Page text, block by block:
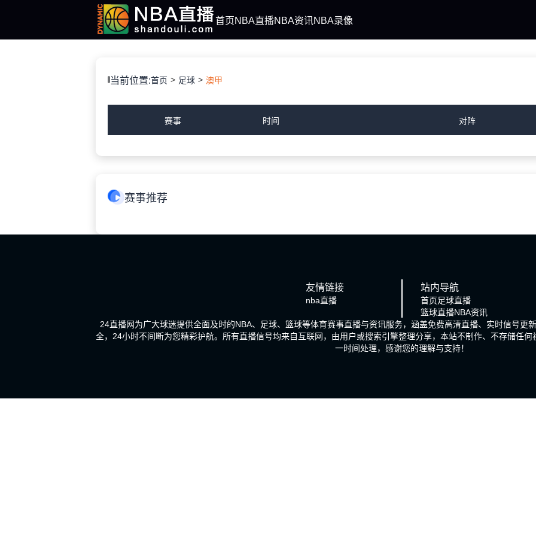
首页NBA直播NBA资讯NBA录像
当前位置:首页 足球 澳甲
赛事 时间 对阵
赛事推荐
友情链接
nba直播
站内导航
首页足球直播
篮球直播NBA资讯
24直播网为广大球迷提供全面及时的NBA、足球、篮球等体育赛事直播与资讯服务，涵盖免费高清直播、实时信号更
全，24小时不间断为您精彩护航。所有直播信号均来自互联网，由用户或搜索引擎整理分享，本站不制作、不存储任
一时间处理，感谢您的理解与支持！